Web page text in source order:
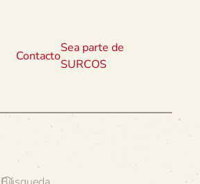
Contacto
Sea parte de
SURCOS